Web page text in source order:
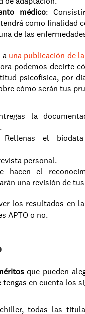
médico:
como finalidad
de las
a una publicación de
podemos decirte
psicofísica, por
cómo serán tus
la
el
personal.
hacen el
una revisión de
los resultados en
APTO o no.
que pueden
en cuenta los
todas las